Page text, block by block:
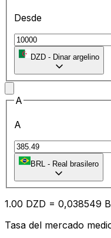
Desde
DZD - Dinar argelino
A
A
BRL - Real brasilero
1.00 DZD = 0,038549
Tasa del mercado